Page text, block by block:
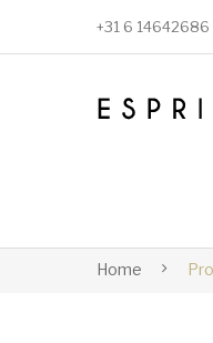
+31 6 14642686
Home